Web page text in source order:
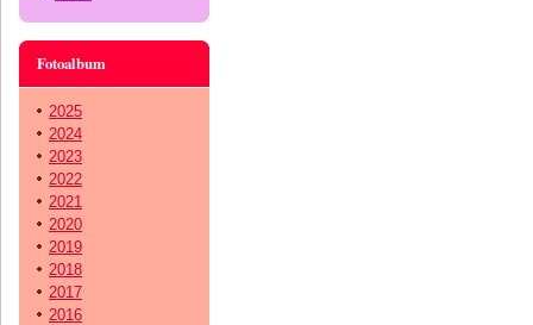
Fotoalbum
2025
2024
2023
2022
2021
2020
2019
2018
2017
2016